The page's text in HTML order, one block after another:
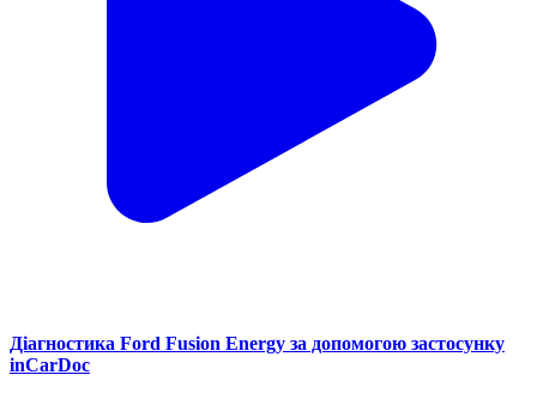
Діагностика Ford Fusion Energy за допомогою застосунку
inCarDoc